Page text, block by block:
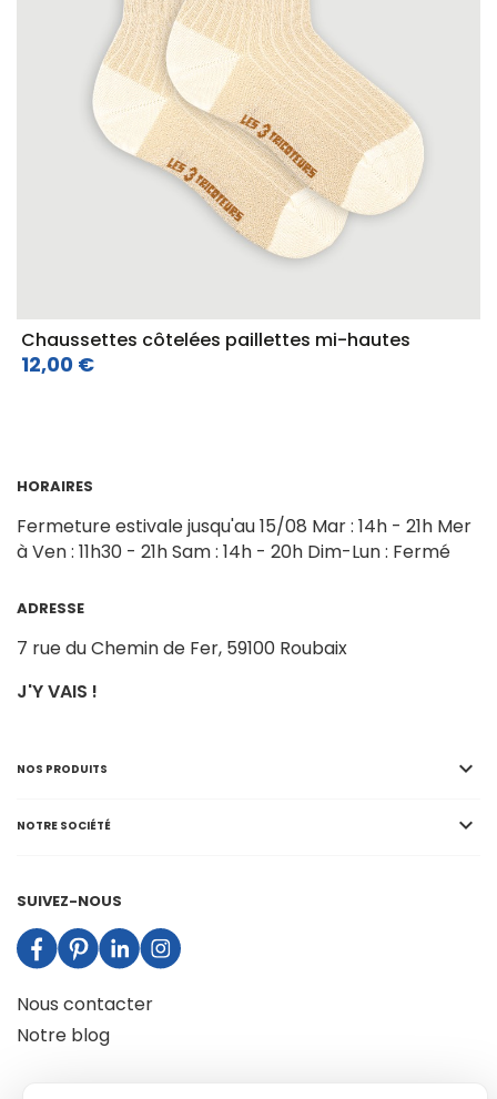
Chaussettes côtelées paillettes mi-hautes
12,00 €
HORAIRES
Fermeture estivale jusqu'au 15/08 Mar : 14h - 21h Mer
à Ven : 11h30 - 21hSam : 14h - 20h Dim-Lun : Fermé
ADRESSE
7 rue du Chemin de Fer, 59100 Roubaix
J'Y VAIS !
NOS PRODUITS 
NOTRE SOCIÉTÉ 
SUIVEZ-NOUS
Nous contacter
Notre blog